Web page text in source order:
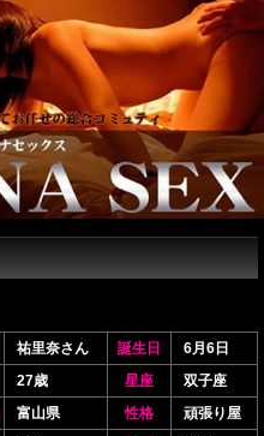
祐里奈さん 誕生日
6月6日
27歳 星座
双子座
富山県 性格
頑張り屋